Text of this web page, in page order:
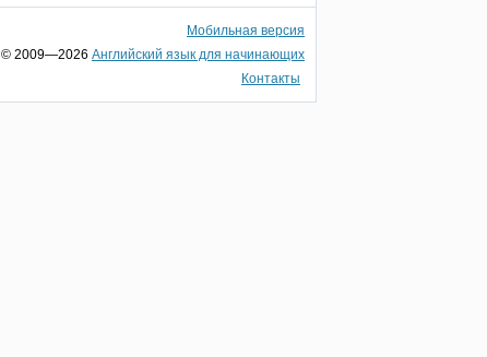
Мобильная версия
© 2009—2026 Английский язык для начинающих
Контакты